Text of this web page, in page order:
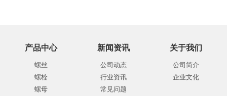
产品中心
螺丝
螺栓
螺母
新闻资讯
公司动态
行业资讯
常见问题
关于我们
公司简介
企业文化